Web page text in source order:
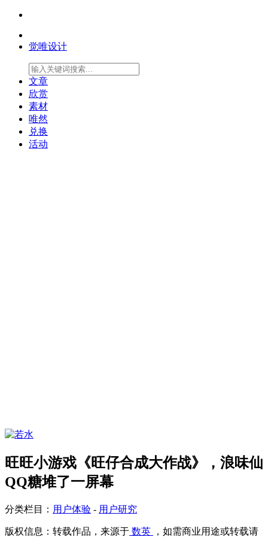
觉唯设计
文章
欣赏
素材
唯然
兑换
活动
旺旺小游戏《旺仔合成大作战》，浪味仙
QQ糖堆了一屏幕
分类栏目： 用户体验 - 用户研究
版权信息： 转载作品，来源于 数英
，如需商业用途或转载请